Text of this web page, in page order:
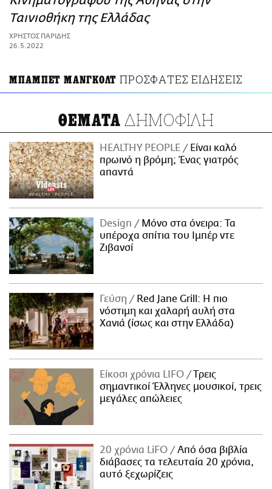
ΑΜΠΑ
PRINT
Ταινιοθήκη της Ελλάδας
ΧΡΗΣΤΟΣ ΠΑΡΙΔΗΣ
26.5.2022
ΜΠΑΜΠΕΤ ΜΑΝΓΚΟΛΤ ΠΡΟΣΦΑΤΕΣ ΕΙΔΗΣΕΙΣ
ΘΕΜΑΤΑ ΔΗΜΟΦΙΛΗ
HEALTHY PEOPLE
Είναι καλό
πρωινό η βρόμη; Ένας γιατρός
απαντά
Design
Μόνο στα όνειρα: Τα
υπέροχα σπίτια του Ιμπέρ ντε
Ζιβανσί
Γεύση
Red Jane Grill: Η πιο
νόστιμη και χαλαρή αυλή στα
Χανιά (ίσως και στην Ελλάδα)
Είκοσι χρόνια LIFO
Tρεις
σημαντικοί Έλληνες μουσικοί, τρεις
μεγάλες απώλειες
20 χρόνια LiFO
Από όσα βιβλία
διάβασες τα τελευταία 20 χρόνια,
αυτό ξεχωρίζεις